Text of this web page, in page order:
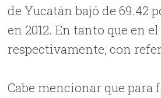
de Yucatán bajó de 69.42
en 2012. En tanto que en
respectivamente, con
Cabe mencionar que